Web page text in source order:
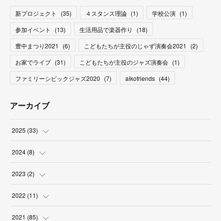
新プロジェクト (35) ４スタンス理論 (1) 学校公演 (1)
参加イベント
(13) 生活用品で楽器作り (18)
豊中まつり2021
(6) こどもたちが主役のじゃず演奏会2021 (2)
お家でライブ (31) こどもたちが主役のジャズ演奏会 (1)
ファミリーシビックジャズ2020 (7) aikofriends (44)
アーカイブ
2025 (33)
( )
( )
(2
(4
2024 (8)
( )
(5
(1
2023 (2)
(1
(1
2022 (11)
(1
2021 (85)